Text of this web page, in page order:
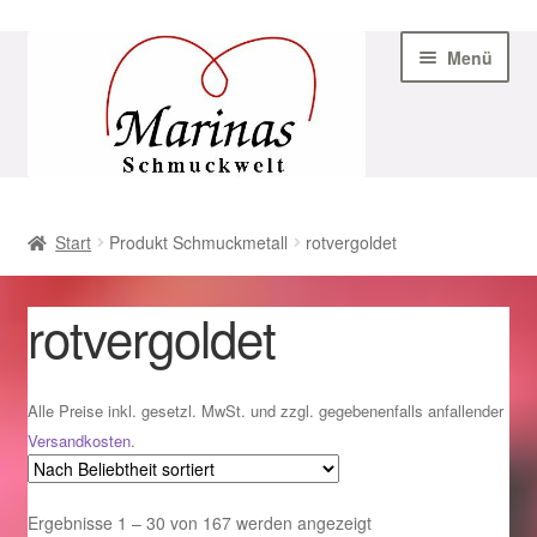
Navigation
Menü
AGB
Beispiel-Seite
Datenschutz
Geschenke zu Ostern 2023
Geschenke zu Ostern 2024
Start Produkt Schmuckmetall rotvergoldet
rotvergoldet
Alle Preise inkl. gesetzl. MwSt. und zzgl. gegebenenfalls anfallender
Versandkosten.
Ergebnisse 1 – 30 von 167 werden angezeigtNach